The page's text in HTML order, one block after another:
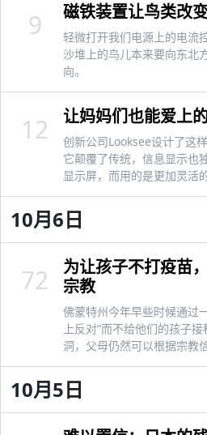
磁铁装置让鸟类改
轻微打开我们电源上的电流
沙堆上的鸟儿本来要向东北
向。
9
让妈妈们也能爱上
创新公司Looksee设计了这
它颠覆了传统，信息显示也
显示屏，而用的是更加灵活
12
10月6日
为让孩子不打疫苗
宗教
佛蒙特州今年早些时候通过
上反对”而不给他们的孩子
洞，父母仍然可以根据宗教
72
10月5日